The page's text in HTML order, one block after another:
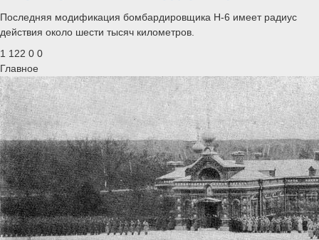
Последняя модификация бомбардировщика Н-6 имеет радиус
действия около шести тысяч километров.
1 122 0 0
Главное